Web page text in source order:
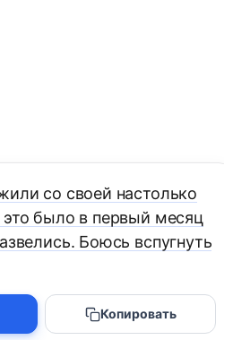
со своей настолько
было в первый месяц
Боюсь вспугнуть
Копировать